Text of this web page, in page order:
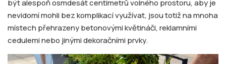
být alespoň osmdesát centimetrů volného prostoru, aby je
nevidomí mohli bez komplikací využívat, jsou totiž na mnoha
místech přehrazeny betonovými květináči, reklamními
cedulemi nebo jinými dekoračními prvky.